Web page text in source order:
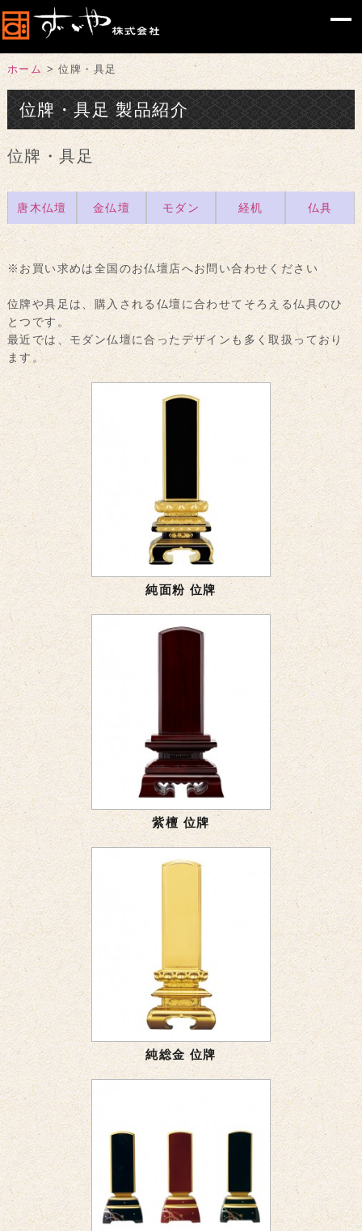
ホーム>位牌・具足
位牌・具足 製品紹介
位牌・具足
唐木仏壇 金仏壇 モダン 経机 仏具
※お買い求めは全国のお仏壇店へお問い合わせください
位牌や具足は、購入される仏壇に合わせてそろえる仏具のひ
とつです。
最近では、モダン仏壇に合ったデザインも多く取扱っており
ます。
純面粉 位牌
紫檀 位牌
純総金 位牌